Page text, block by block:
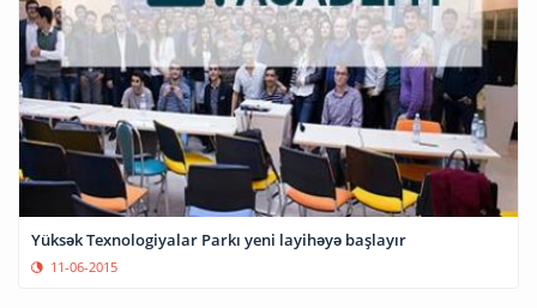
Yüksək Texnologiyalar Parkı yeni layihəyə başlayır
11-06-2015